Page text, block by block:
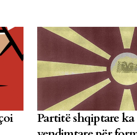
Partitë shqiptare ka